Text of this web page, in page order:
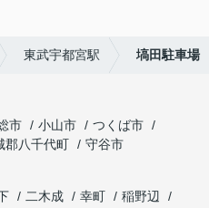
東武宇都宮駅 塙田駐車場
市 小山市
つくば市
郡八千代町
守谷市
二木成 幸町
稲野辺